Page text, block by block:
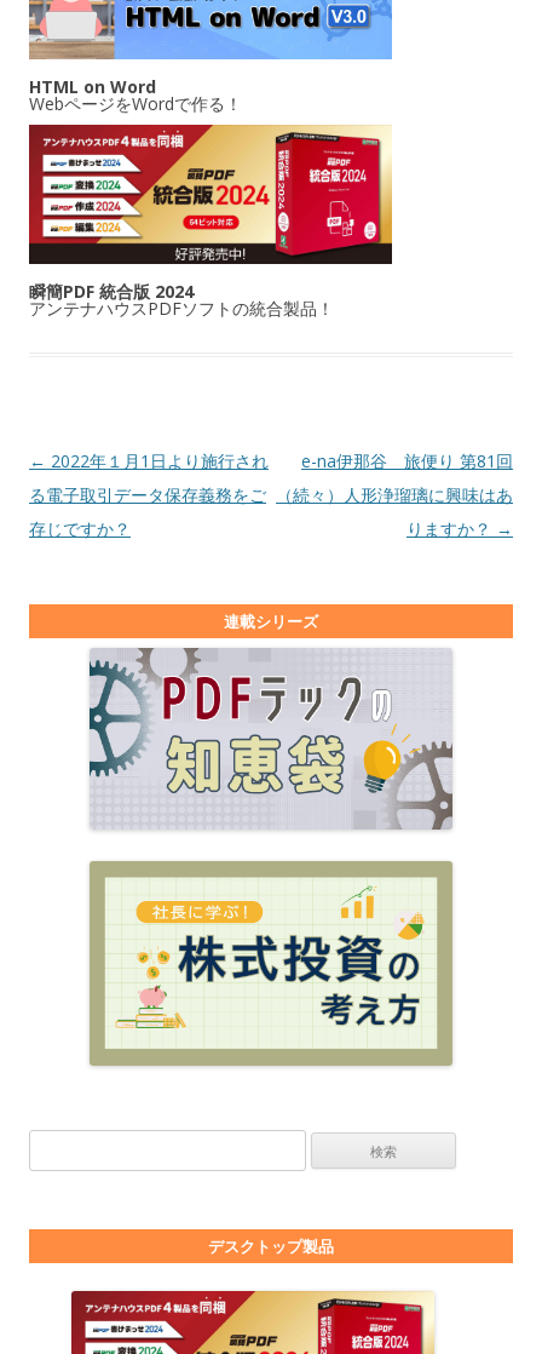
HTML on Word
WebページをWordで作る！
瞬簡PDF 統合版 2024
アンテナハウスPDFソフトの統合製品！
投稿ナビゲーション
← 2022年１月1日より施行され
る電子取引データ保存義務をご
存じですか？
e-na伊那谷 旅便り 第81回
（続々）人形浄瑠璃に興味はあ
りますか？ →
連載シリーズ
デスクトップ製品